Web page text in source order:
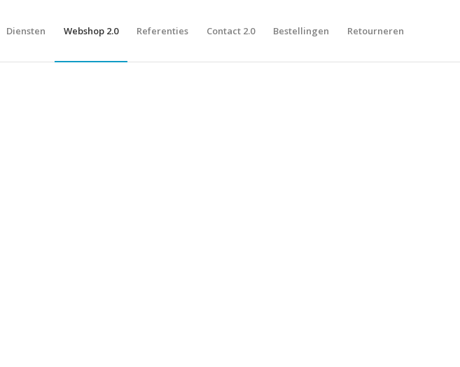
Diensten Webshop 2.0 Referenties Contact 2.0 Bestellingen Retourneren